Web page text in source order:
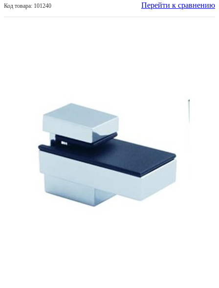
Код товара: 101240 Перейти к сравнению